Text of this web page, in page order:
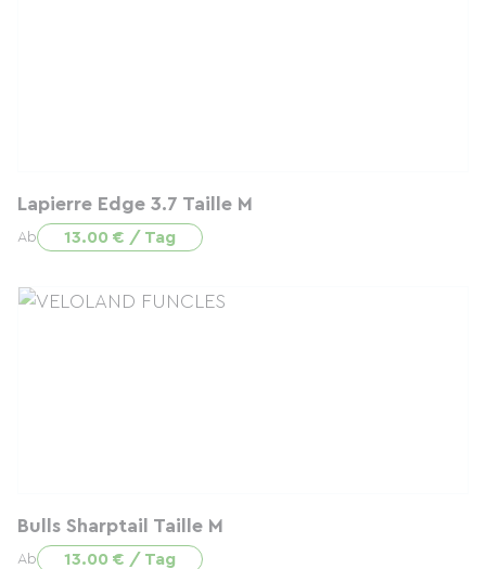
Lapierre Edge 3.7 Taille M
Ab 13.00 € / Tag
Bulls Sharptail Taille M
Ab 13.00 € / Tag